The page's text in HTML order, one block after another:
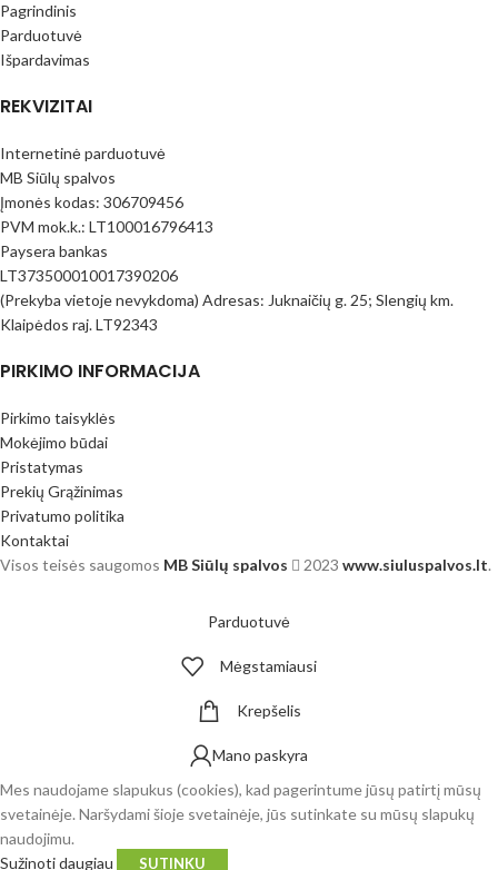
Pagrindinis
Parduotuvė
Išpardavimas
REKVIZITAI
Internetinė parduotuvė
MB Siūlų spalvos
Įmonės kodas: 306709456
PVM mok.k.: LT100016796413
Paysera bankas
LT373500010017390206
(Prekyba vietoje nevykdoma) Adresas: Juknaičių g. 25; Slengių km.
Klaipėdos raj. LT92343
PIRKIMO INFORMACIJA
Pirkimo taisyklės
Mokėjimo būdai
Pristatymas
Prekių Grąžinimas
Privatumo politika
Kontaktai
Visos teisės saugomos MB Siūlų spalvos 2023 www.siuluspalvos.lt.
Parduotuvė
Mėgstamiausi
Krepšelis
Mano paskyra
Mes naudojame slapukus (cookies), kad pagerintume jūsų patirtį mūsų
svetainėje. Naršydami šioje svetainėje, jūs sutinkate su mūsų slapukų
naudojimu.
Sužinoti daugiau
SUTINKU